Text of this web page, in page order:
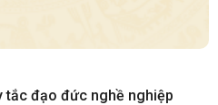
tắc đạo đức nghề nghiệp